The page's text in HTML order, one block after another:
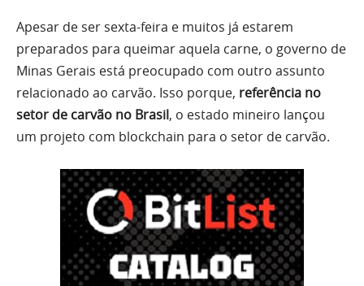
Apesar de ser sexta-feira e muitos já estarem
preparados para queimar aquela carne, o governo de
Minas Gerais está preocupado com outro assunto
relacionado ao carvão. Isso porque, referência no
setor de carvão no Brasil, o estado mineiro lançou
um projeto com blockchain para o setor de carvão.